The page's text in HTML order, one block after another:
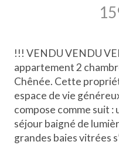
!!! VENDU VENDU
appartement 2
Chênée. Cette
espace de vie
compose comme suit :
séjour baigné de
grandes baies vitrées